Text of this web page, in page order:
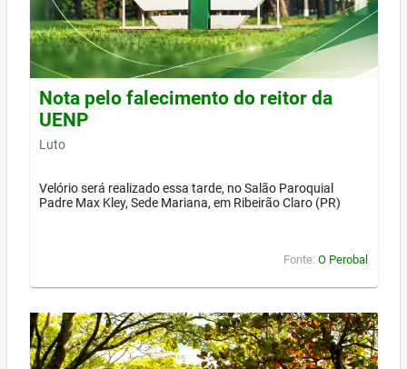
Nota pelo falecimento do reitor da
UENP
Luto
Velório será realizado essa tarde, no Salão Paroquial
Padre Max Kley, Sede Mariana, em Ribeirão Claro (PR)
Fonte: O Perobal